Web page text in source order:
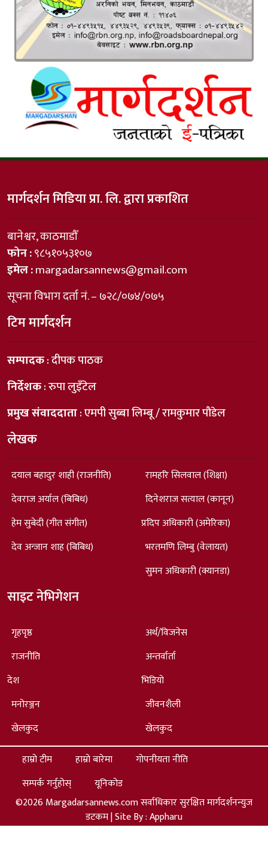
मार्गदर्शन मिडिया प्रा. लि. द्वारा प्रकाशित
बानेश्वर, काठमाडौँ
फोन :९८५१०५३१०७
इमेल :margadarsannews@gmail.com
सूचना विभाग दर्ता नं. – ७२८/०७४/०७५
टिम मार्गदर्शन
सम्पादक: दीपक पाठक
निर्देशक: रुपा लुइँटेल
प्रमुख संवाददाता: एमपी सुब्बा लिम्बू / रामकुमार पौडेल
लेखक
दयाल बहादुर शाही (राजनीति)
देवराज अर्याल (बिबिध)
हेम सुबेदी (गीत संगीत)
देव अन्जान शाह (बिबिध)
रामहरि सिलवाल (शिक्षा)
दिनेशराज सत्याल (कानून)
प्रदिप अधिकारी (अमेरिका)
भरतमणि लिम्बु (वेलायत)
सुमन अधिकारी (क्यानडा)
साइट नेभिगेशन
गृहपृष्ठ
राजनीति
देश
मनोरञ्जन
खेलकुद
अर्थ/विजनेस
अन्तर्वार्ता
भिडियो
जीवनशैली
खेलकुद
हाम्रो टीम
हाम्रो बारेमा
गोपनीयता नीति
सम्पर्क गर्नुहोस्
यूनिकोड
©2026 Margadarsannews.com सर्वाधिकार सुरक्षित मार्गदर्शनन्युज
डटकम | Site By :Appharu